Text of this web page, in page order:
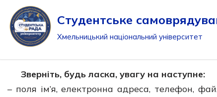
Перейти
до
Студентське
Хмельницький національний університет
Зверніть, будь ласка, увагу на наступне:
– поля ім’я, електронна адреса, телефон,